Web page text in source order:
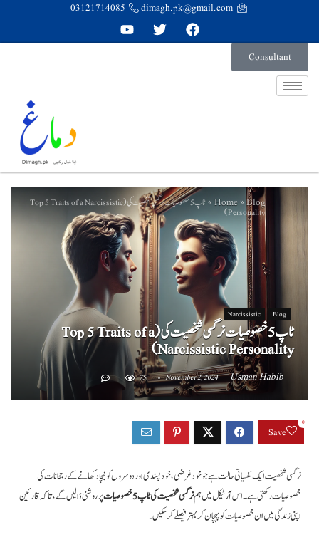
dimagh.pk@gmail.com
03121714085
Consultant
Home» Blog
» ٹاپ 5 خصوصیات نرگسی شخصیت کی (Top 5 Traits of a Narcissistic
Personality)
Blog
Narcissistic
ٹاپ 5 خصوصیات نرگسی شخصیت کی (Top 5 Traits of a
Narcissistic Personality)
Usman Habib
November 2, 2024
75
Save
0
نرگسی شخصیت ایک نفسیاتی حالت ہے جو خود غرضی، خود پسندی اور دوسروں کو نیچا دکھانے کے رجحانات کی
خصوصیات رکھتی ہے۔ اس آرٹیکل میں ہمنرگسی شخصیت کی ٹاپ 5 خصوصیات
پر روشنی ڈالیں گے، تاکہ قارئین
اپنی زندگی میں ان خصوصیات کو پہچان کر بہتر فیصلے کر سکیں۔